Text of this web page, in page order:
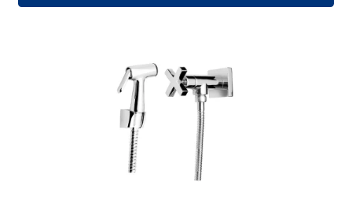
Ver detalhe